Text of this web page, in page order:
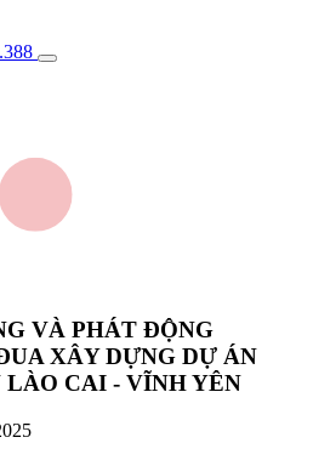
VÀ PHÁT ĐỘNG
XÂY DỰNG DỰ ÁN
CAI - VĨNH YÊN